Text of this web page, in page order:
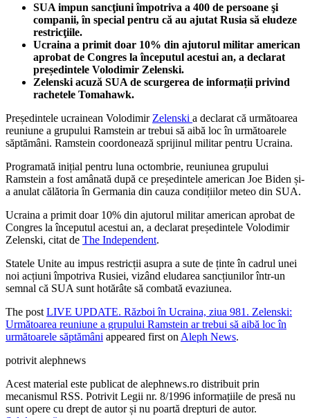
SUA impun sancţiuni împotriva a 400 de persoane şi
companii, în special pentru că au ajutat Rusia să eludeze
restricţiile.
Ucraina a primit doar 10% din ajutorul militar american
aprobat de Congres la începutul acestui an, a declarat
președintele Volodimir Zelenski.
Zelenski acuză SUA de scurgerea de informații privind
rachetele Tomahawk.
Președintele ucrainean Volodimir Zelenski a declarat că următoarea
reuniune a grupului Ramstein ar trebui să aibă loc în următoarele
săptămâni. Ramstein coordonează sprijinul militar pentru Ucraina.
Programată inițial pentru luna octombrie, reuniunea grupului
Ramstein a fost amânată după ce președintele american Joe Biden și-
a anulat călătoria în Germania din cauza condițiilor meteo din SUA.
Ucraina a primit doar 10% din ajutorul militar american aprobat de
Congres la începutul acestui an, a declarat președintele Volodimir
Zelenski, citat de The Independent.
Statele Unite au impus restricții asupra a sute de ținte în cadrul unei
noi acțiuni împotriva Rusiei, vizând eludarea sancțiunilor într-un
semnal că SUA sunt hotărâte să combată evaziunea.
The post LIVE UPDATE. Război în Ucraina, ziua 981. Zelenski:
Următoarea reuniune a grupului Ramstein ar trebui să aibă loc în
următoarele săptămâni appeared first on Aleph News.
potrivit alephnews
Acest material este publicat de alephnews.ro distribuit prin
mecanismul RSS. Potrivit Legii nr. 8/1996 informațiile de presă nu
sunt opere cu drept de autor și nu poartă drepturi de autor.